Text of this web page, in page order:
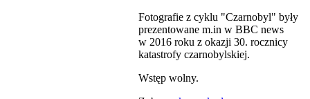
Fotografie z cyklu "Czarnobyl" były
prezentowane m.in w BBC news
w 2016 roku z okazji 30. rocznicy
katastrofy czarnobylskiej.
Wstęp wolny.